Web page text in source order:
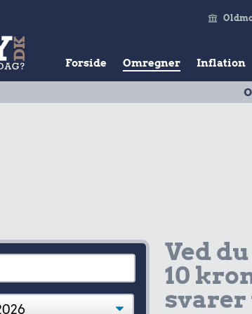
Forside Omregner Inflation
OLDMONEY
Ved
10
svarer